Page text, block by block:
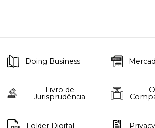
Doing Business
Livro de
Jurisprudência
Folder Digital